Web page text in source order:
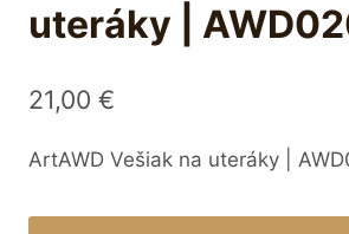
uteráky |
21,00 €
ArtAWD Vešiak na uteráky |